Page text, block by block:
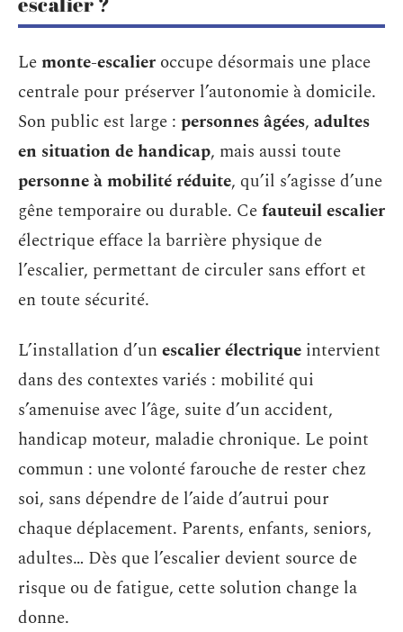
Lemonte-escalier occupe désormais une place
centrale pour préserver l’autonomie à domicile.
Son public est large : personnes âgées, adultes
en situation de handicap, mais aussi toute
personne à mobilité réduite, qu’il s’agisse d’une
gêne temporaire ou durable. Cefauteuil escalier
électrique efface la barrière physique de
l’escalier, permettant de circuler sans effort et
en toute sécurité.
L’installation d’unescalier électrique intervient
dans des contextes variés : mobilité qui
s’amenuise avec l’âge, suite d’un accident,
handicap moteur, maladie chronique. Le point
commun : une volonté farouche de rester chez
soi, sans dépendre de l’aide d’autrui pour
chaque déplacement. Parents, enfants, seniors,
adultes… Dès que l’escalier devient source de
risque ou de fatigue, cette solution change la
donne.